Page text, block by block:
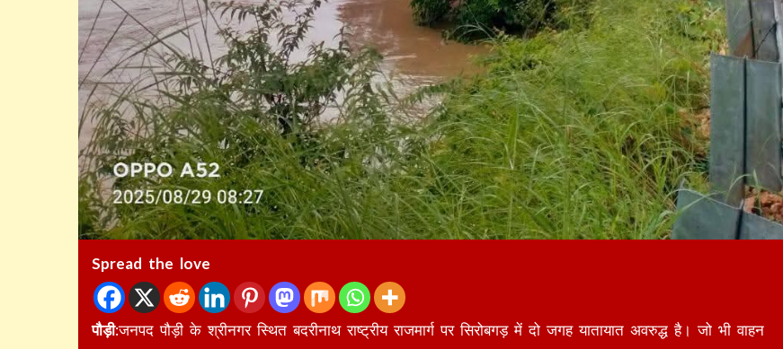
Spread the love
पौड़ी:जनपद पौड़ी के श्रीनगर स्थित बदरीनाथ राष्ट्रीय राजमार्ग पर सिरोबगड़ में दो जगह यातायात अवरुद्ध है। जो भी वाहन